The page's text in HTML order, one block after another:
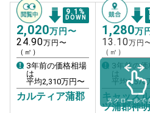
9.1 %
DOWN
2,020万円〜
24.90万円〜
（㎡）
3年前の価格相場
は
平均2,310万円〜
カルティア蒲郡
1,280万
13.10万円
（㎡）
3年前の価
は
平均1,570
キャッス
ツ蒲郡神明
スクロールで